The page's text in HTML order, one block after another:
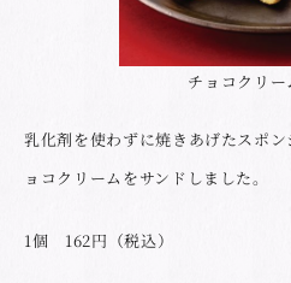
チョコクリー
乳化剤を使わずに焼きあげたスポ
ョコクリームをサンドしました。
1個 162円（税込）